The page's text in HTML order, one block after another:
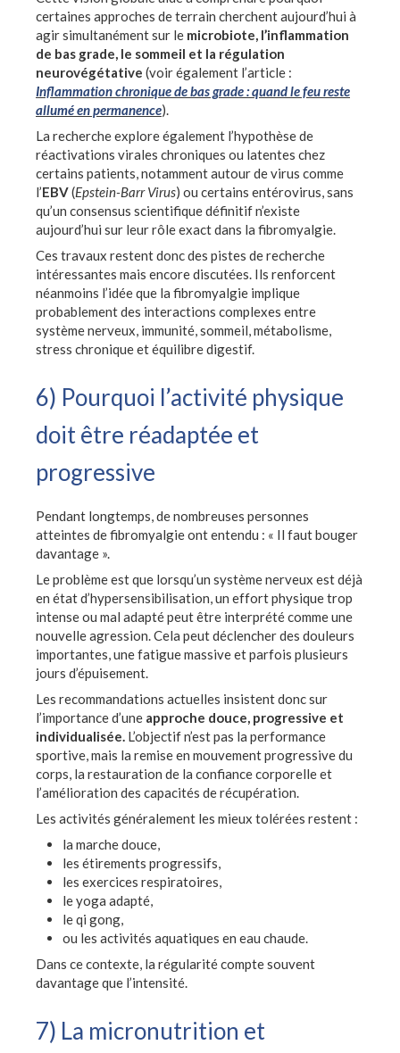
certaines approches de terrain cherchent aujourd’hui à
agir simultanément sur le microbiote, l’inflammation
de bas grade, le sommeil et la régulation
neurovégétative (voir également l’article :
Inflammation chronique de bas grade : quand le feu reste
allumé en permanence).
La recherche explore également l’hypothèse de
réactivations virales chroniques ou latentes chez
certains patients, notamment autour de virus comme
l’EBV(Epstein-Barr Virus) ou certains entérovirus, sans
qu’un consensus scientifique définitif n’existe
aujourd’hui sur leur rôle exact dans la fibromyalgie.
Ces travaux restent donc des pistes de recherche
intéressantes mais encore discutées. Ils renforcent
néanmoins l’idée que la fibromyalgie implique
probablement des interactions complexes entre
système nerveux, immunité, sommeil, métabolisme,
stress chronique et équilibre digestif.
6) Pourquoi l’activité physique
doit être réadaptée et
progressive
Pendant longtemps, de nombreuses personnes
atteintes de fibromyalgie ont entendu : « Il faut bouger
davantage ».
Le problème est que lorsqu’un système nerveux est déjà
en état d’hypersensibilisation, un effort physique trop
intense ou mal adapté peut être interprété comme une
nouvelle agression. Cela peut déclencher des douleurs
importantes, une fatigue massive et parfois plusieurs
jours d’épuisement.
Les recommandations actuelles insistent donc sur
l’importance d’une approche douce, progressive et
individualisée. L’objectif n’est pas la performance
sportive, mais la remise en mouvement progressive du
corps, la restauration de la confiance corporelle et
l’amélioration des capacités de récupération.
Les activités généralement les mieux tolérées restent :
la marche douce,
les étirements progressifs,
les exercices respiratoires,
le yoga adapté,
le qi gong,
ou les activités aquatiques en eau chaude.
Dans ce contexte, la régularité compte souvent
davantage que l’intensité.
7) La micronutrition et